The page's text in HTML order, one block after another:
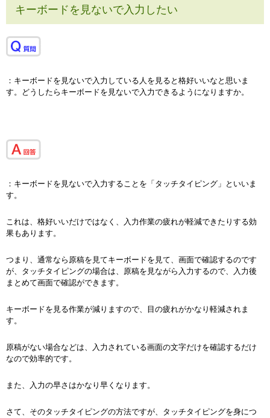
キーボードを見ないで入力したい
：キーボードを見ないで入力している人を見ると格好いいなと思いま
す。どうしたらキーボードを見ないで入力できるようになりますか。
：キーボードを見ないで入力することを「タッチタイピング」といいま
す。
これは、格好いいだけではなく、入力作業の疲れが軽減できたりする効
果もあります。
つまり、通常なら原稿を見てキーボードを見て、画面で確認するのです
が、タッチタイピングの場合は、原稿を見ながら入力するので、入力後
まとめて画面で確認ができます。
キーボードを見る作業が減りますので、目の疲れがかなり軽減されま
す。
原稿がない場合などは、入力されている画面の文字だけを確認するだけ
なので効率的です。
また、入力の早さはかなり早くなります。
さて、そのタッチタイピングの方法ですが、タッチタイピングを身につ